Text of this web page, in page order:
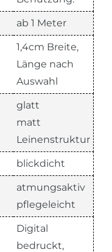
ab 1 Meter
1,4cm Breite,
Länge nach
Auswahl
glatt
matt
Leinenstruktur
blickdicht
atmungsaktiv
pflegeleicht
Digital
bedruckt,